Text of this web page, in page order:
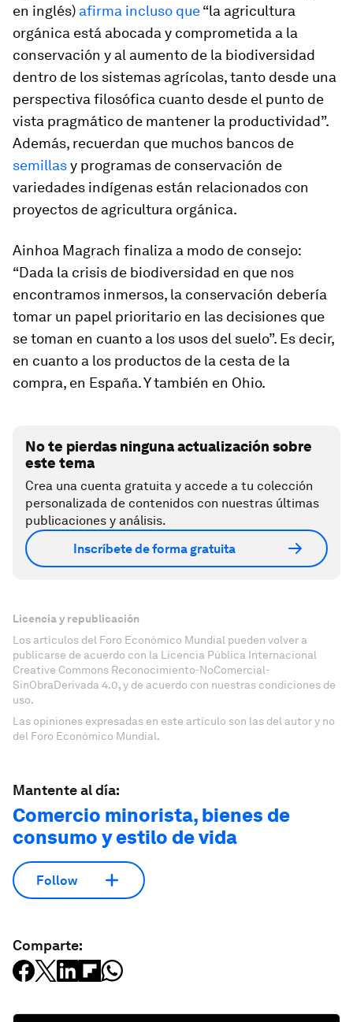
en inglés) afirma incluso que“la agricultura
orgánica está abocada y comprometida a la
conservación y al aumento de la biodiversidad
dentro de los sistemas agrícolas, tanto desde una
perspectiva filosófica cuanto desde el punto de
vista pragmático de mantener la productividad”.
Además, recuerdan que muchos bancos de
semillasy programas de conservación de
variedades indígenas están relacionados con
proyectos de agricultura orgánica.
Ainhoa Magrach finaliza a modo de consejo:
“Dada la crisis de biodiversidad en que nos
encontramos inmersos, la conservación debería
tomar un papel prioritario en las decisiones que
se toman en cuanto a los usos del suelo”. Es decir,
en cuanto a los productos de la cesta de la
compra, en España. Y también en Ohio.
No te pierdas ninguna actualización sobre
este tema
Crea una cuenta gratuita y accede a tu colección
personalizada de contenidos con nuestras últimas
publicaciones y análisis.
Inscríbete de forma gratuita
Licencia y republicación
Los artículos del Foro Económico Mundial pueden volver a
publicarse de acuerdo con la Licencia Pública Internacional
Creative Commons Reconocimiento-NoComercial-
SinObraDerivada 4.0, y de acuerdo con nuestras condiciones de
uso.
Las opiniones expresadas en este artículo son las del autor y no
del Foro Económico Mundial.
Mantente al día:
Comercio minorista, bienes de
consumo y estilo de vida
Follow
Comparte: